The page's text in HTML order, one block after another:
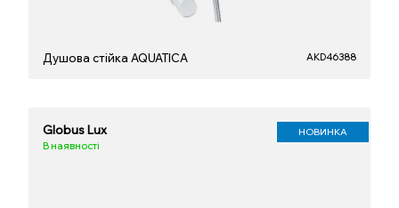
Душова стійка AQUATICA AKD46388
Globus Lux
В наявності
НОВИНКА